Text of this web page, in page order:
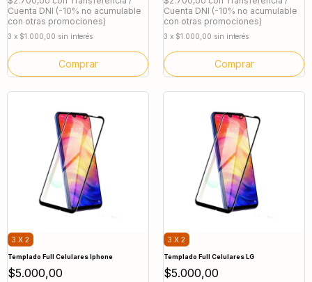
Cuenta DNI (-10% no acumulable
con otras promociones)
3 x $1.000,00 sin interés
Comprar
Cuenta DNI (-10% no acumulable
con otras promociones)
3 x $1.000,00 sin interés
Comprar
3 X 2
Templado Full Celulares Iphone
$5.000,00
3 X 2
Templado Full Celulares LG
$5.000,00